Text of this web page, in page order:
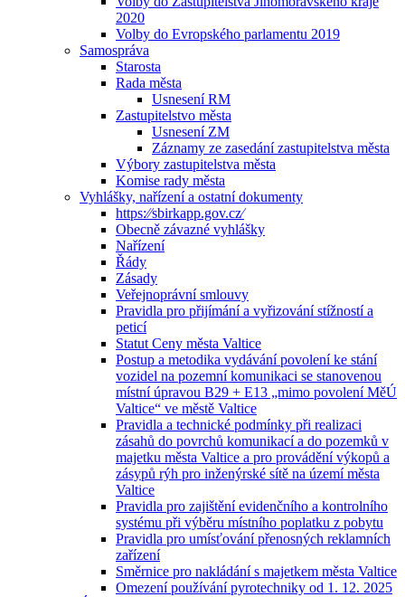
2020
Volby do Evropského parlamentu 2019
Samospráva
Starosta
Rada města
Usnesení RM
Zastupitelstvo města
Usnesení ZM
Záznamy ze zasedání zastupitelstva města
Výbory zastupitelstva města
Komise rady města
Vyhlášky, nařízení a ostatní dokumenty
https:⁄⁄sbirkapp.gov.cz⁄
Obecně závazné vyhlášky
Nařízení
Řády
Zásady
Veřejnoprávní smlouvy
Pravidla pro přijímání a vyřizování stížností a
peticí
Statut Ceny města Valtice
Postup a metodika vydávání povolení ke stání
vozidel na pozemní komunikaci se stanovenou
místní úpravou B29 + E13 „mimo povolení MěÚ
Valtice“ ve městě Valtice
Pravidla a technické podmínky při realizaci
zásahů do povrchů komunikací a do pozemků v
majetku města Valtice a pro provádění výkopů a
zásypů rýh pro inženýrské sítě na území města
Valtice
Pravidla pro zajištění evidenčního a kontrolního
systému při výběru místního poplatku z pobytu
Pravidla pro umísťování přenosných reklamních
zařízení
Směrnice pro nakládání s majetkem města Valtice
Omezení používání pyrotechniky od 1. 12. 2025